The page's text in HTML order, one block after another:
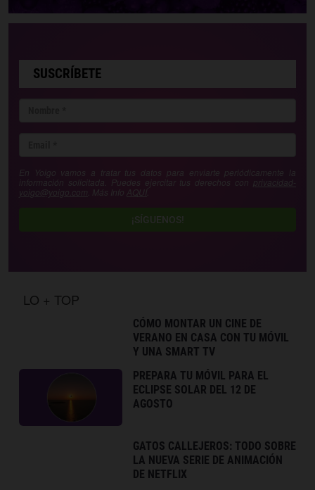
SUSCRÍBETE
En Yoigo vamos a tratar tus datos para enviarte periódicamente la
información solicitada. Puedes ejercitar tus derechos con privacidad-
yoigo@yoigo.com . Más Info AQUÍ
¡SÍGUENOS!
LO + TOP
CÓMO MONTAR UN CINE DE
VERANO EN CASA CON TU MÓVIL
Y UNA SMART TV
PREPARA TU MÓVIL PARA EL
ECLIPSE SOLAR DEL 12 DE
AGOSTO
GATOS CALLEJEROS: TODO SOBRE
LA NUEVA SERIE DE ANIMACIÓN
DE NETFLIX